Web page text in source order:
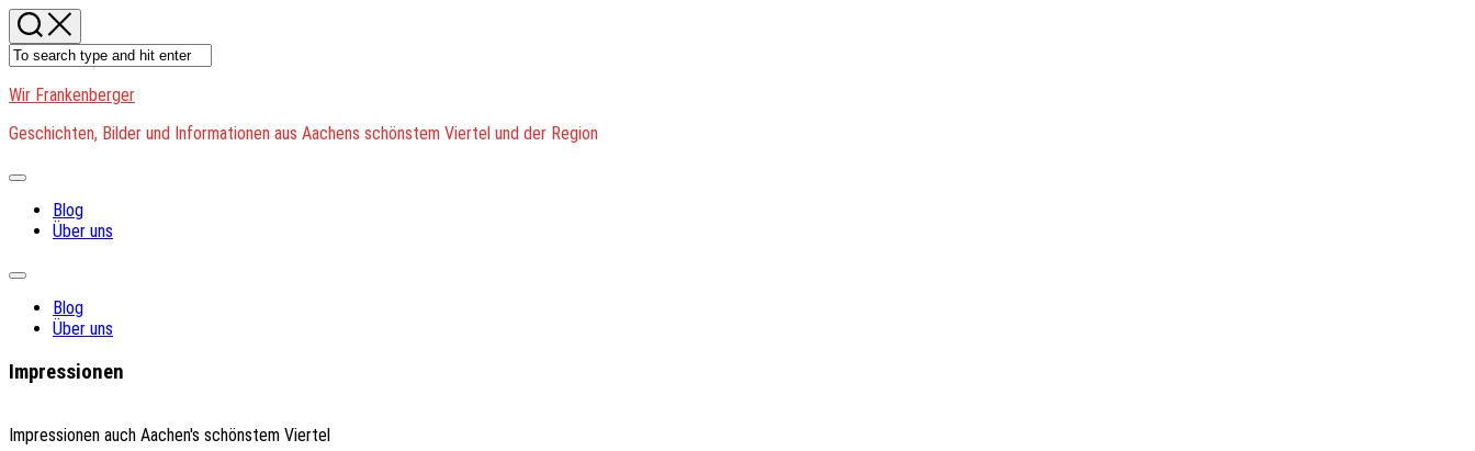
Skip
to
content
Wir Frankenberger
Geschichten, Bilder und Informationen aus Aachens schönstem Viertel und der Region
Expand
Blog
Über uns
Expand
Blog
Über uns
Impressionen
Impressionen auch Aachen's schönstem Viertel